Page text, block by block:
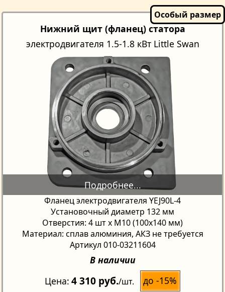
Нижний щит (фланец) статора
электродвигателя 1.5-1.8 кВт Little Swan
Фланец электродвигателя YEJ90L-4
Установочный диаметр 132 мм
Отверстия: 4 шт х М10 (100х140 мм)
Материал: сплав алюминия, АКЗ не требуется
Артикул 010-03211604
В наличии
Цена 4 310 руб./шт. до -15%